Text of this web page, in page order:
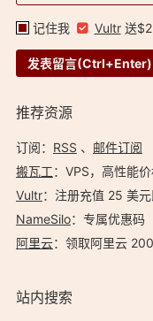
记住我 Vultr送
推荐资源
订阅： RSS 、 邮件订阅
搬瓦工：VPS，高性能价
Vultr：注册充值 25 美元
NameSilo：专属优惠码
阿里云：领取阿里云
站内搜索